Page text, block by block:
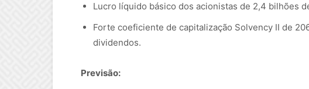
Lucro líquido básico dos acionistas de 2,4 bilhões
Forte coeficiente de capitalização Solvency II de
dividendos.
Previsão: